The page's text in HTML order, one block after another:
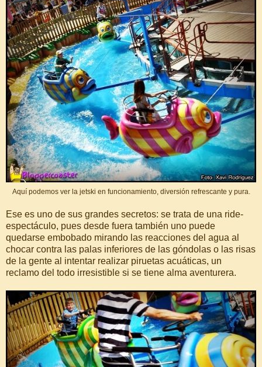
Aquí podemos ver la jetski en funcionamiento, diversión refrescante y pura.
Ese es uno de sus grandes secretos: se trata de una ride-
espectáculo, pues desde fuera también uno puede
quedarse embobado mirando las reacciones del agua al
chocar contra las palas inferiores de las góndolas o las risas
de la gente al intentar realizar piruetas acuáticas, un
reclamo del todo irresistible si se tiene alma aventurera.